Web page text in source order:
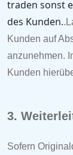
traden sonst
des Kunden..
Kunden auf
anzunehmen.
Kunden
3.
Sofern